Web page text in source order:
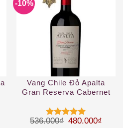
hiện tại là: 225.000₫.
-10%
Vang Chile Đỏ Apalta
Gran Reserva Cabernet
Được xếp
536.000₫ Giá gốc là:
480.000₫